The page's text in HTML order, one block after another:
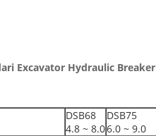
Excavator Hydraulic Breaker
DSB68
4.8 ~ 8.0
DSB75
6.0 ~ 9.0